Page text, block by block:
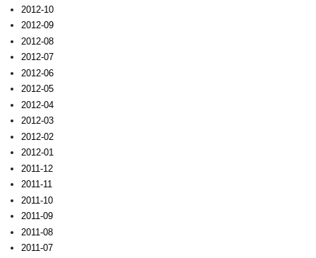
2012-10
2012-09
2012-08
2012-07
2012-06
2012-05
2012-04
2012-03
2012-02
2012-01
2011-12
2011-11
2011-10
2011-09
2011-08
2011-07